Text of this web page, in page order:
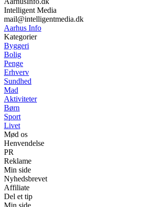
Intelligent Media
mail@intelligentmedia.dk
Aarhus Info
Kategorier
Byggeri
Bolig
Penge
Erhverv
Sundhed
Mad
Aktiviteter
Børn
Sport
Livet
Mød os
Henvendelse
PR
Reklame
Min side
Nyhedsbrevet
Affiliate
Del et tip